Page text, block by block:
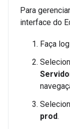
Para
interface do
Faça
prod.